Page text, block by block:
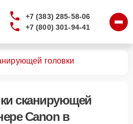
+7 (383) 285-58-06
+7 (800) 301-94-41
головки
сканирующей
Canon в